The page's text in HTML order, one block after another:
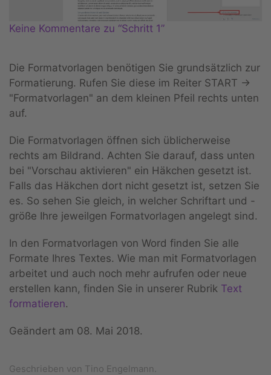
Keine Kommentare zu “Schritt 1”
Die Formatvorlagen benötigen Sie grundsätzlich zur
Formatierung. Rufen Sie diese im Reiter START ->
"Formatvorlagen" an dem kleinen Pfeil rechts unten
auf.
Die Formatvorlagen öffnen sich üblicherweise
rechts am Bildrand. Achten Sie darauf, dass unten
bei "Vorschau aktivieren" ein Häkchen gesetzt ist.
Falls das Häkchen dort nicht gesetzt ist, setzen Sie
es. So sehen Sie gleich, in welcher Schriftart und -
größe Ihre jeweilgen Formatvorlagen angelegt sind.
In den Formatvorlagen von Word finden Sie alle
Formate Ihres Textes. Wie man mit Formatvorlagen
arbeitet und auch noch mehr aufrufen oder neue
erstellen kann, finden Sie in unserer Rubrik Text
formatieren.
Geändert am 08. Mai 2018.
Geschrieben von Tino Engelmann.